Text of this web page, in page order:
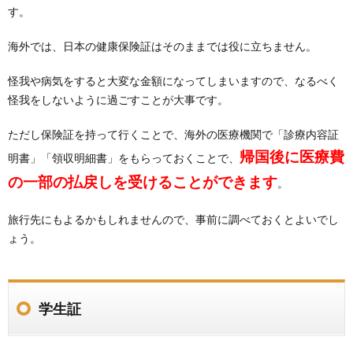
す。
海外では、日本の健康保険証はそのままでは役に立ちません。
怪我や病気をすると大変な金額になってしまいますので、なるべく
怪我をしないように過ごすことが大事です。
ただし保険証を持って行くことで、海外の医療機関で「診療内容証
明書」「領収明細書」をもらっておくことで、 帰国後に医療費
の一部の払戻しを受けることができます。
旅行先にもよるかもしれませんので、事前に調べておくとよいでし
ょう。
学生証